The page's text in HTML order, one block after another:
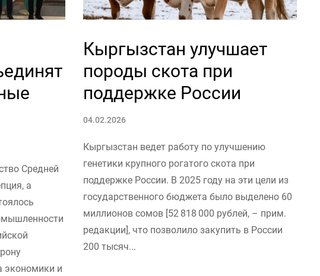
Средней
а
экономики и
Кыргызстан улучшает
породы скота при
поддержке России
04.02.2026
Кыргызстан ведет работу по улучшению
генетики крупного рогатого скота при
поддержке России. В 2025 году на эти цели из
государственного бюджета было выделено 60
миллионов сомов [52 818 000 рублей, – прим.
редакции], что позволило закупить в России
200 тысяч...